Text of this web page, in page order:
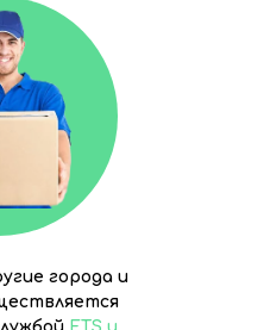
города и